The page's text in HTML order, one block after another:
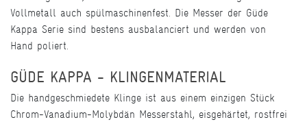
Vollmetall auch spülmaschinenfest. Die Messer der Güde
Kappa Serie sind bestens ausbalanciert und werden von
Hand poliert.
GÜDE KAPPA - KLINGENMATERIAL
Die handgeschmiedete Klinge ist aus einem einzigen Stück
Chrom-Vanadium-Molybdän Messerstahl, eisgehärtet, rostfrei